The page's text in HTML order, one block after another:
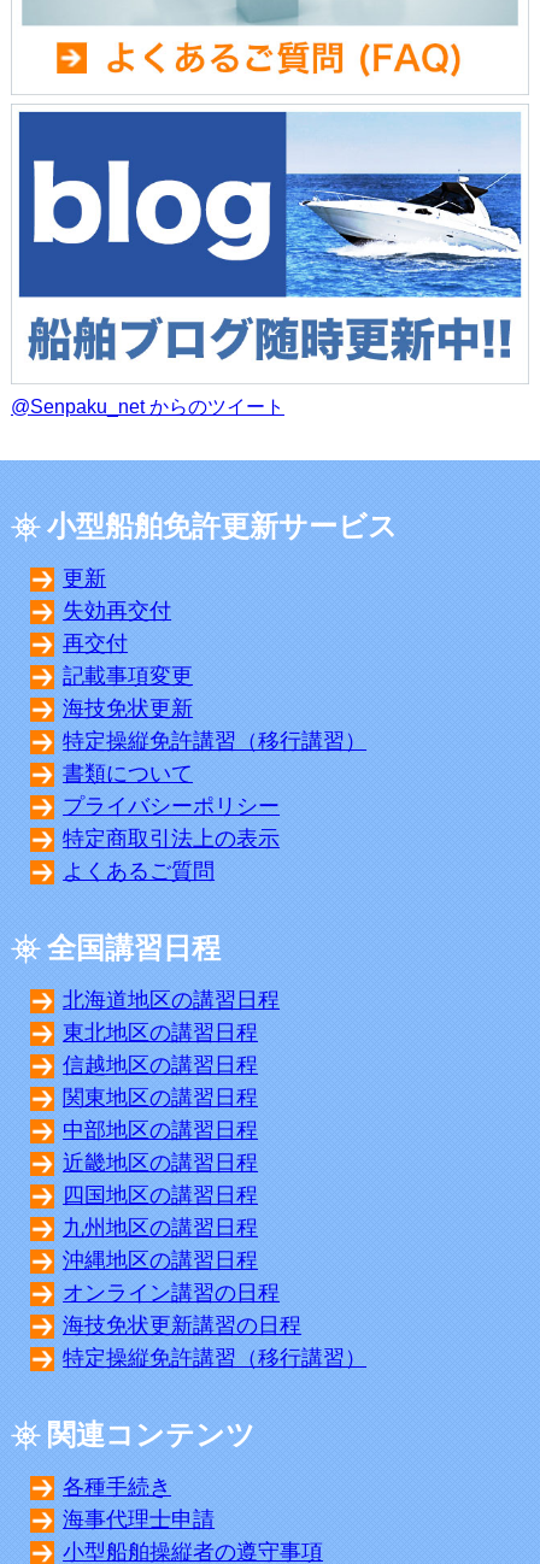
@Senpaku_net からのツイート
小型船舶免許更新サービス
更新
失効再交付
再交付
記載事項変更
海技免状更新
特定操縦免許講習（移行講習）
書類について
プライバシーポリシー
特定商取引法上の表示
よくあるご質問
全国講習日程
北海道地区の講習日程
東北地区の講習日程
信越地区の講習日程
関東地区の講習日程
中部地区の講習日程
近畿地区の講習日程
四国地区の講習日程
九州地区の講習日程
沖縄地区の講習日程
オンライン講習の日程
海技免状更新講習の日程
特定操縦免許講習（移行講習）
関連コンテンツ
各種手続き
海事代理士申請
小型船舶操縦者の遵守事項